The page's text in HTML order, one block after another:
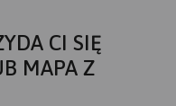
CI SIĘ
MAPA Z